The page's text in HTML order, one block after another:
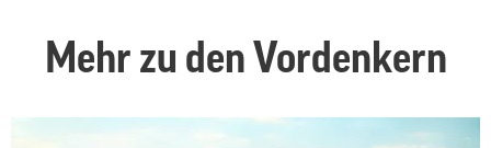
Mehr zu den Vordenkern